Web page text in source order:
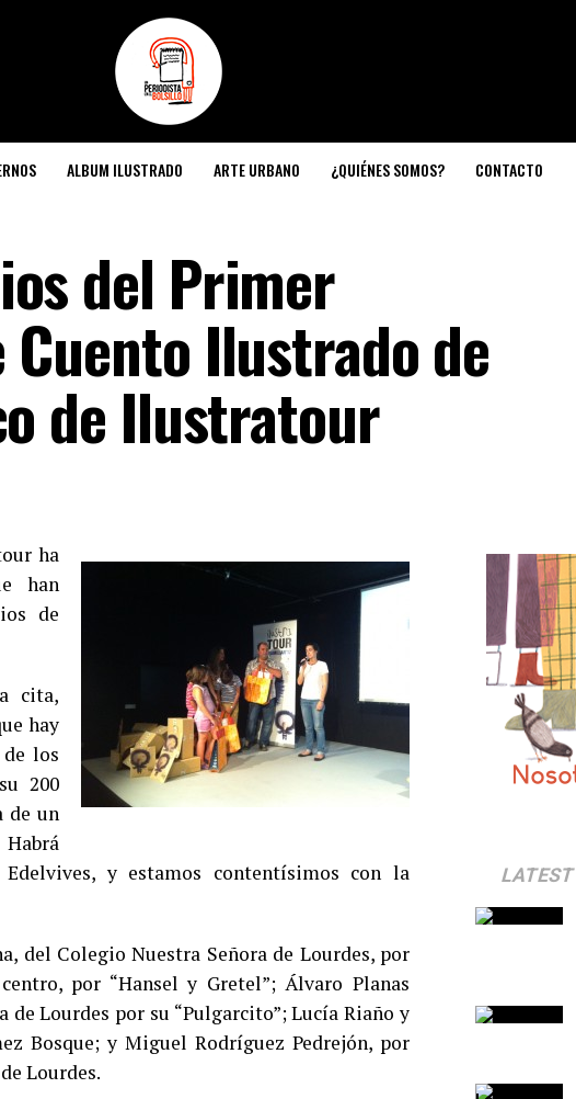
ALBUM ILUSTRADO ARTE URBANO ¿QUIÉNES SOMOS? CONTACTO
del Primer
Ilustrado de
de Ilustratour
ha
han
de
cita,
hay
los
200
de un
y estamos contentísimos con la
del Colegio Nuestra Señora de Lourdes, por
por “Hansel y Gretel”; Álvaro Planas
Lourdes por su “Pulgarcito”; Lucía Riaño y
Bosque; y Miguel Rodríguez Pedrejón, por
Lourdes.
LATEST